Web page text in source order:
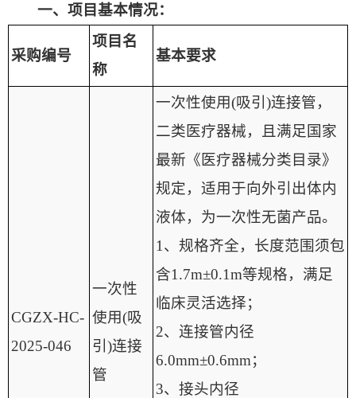
一、项目基本情况：
采购编号
项目名
称
基本要求
CGZX-HC-
2025-046
一次性
使用(吸
引)连接
管
一次性使用(吸引)连接管，
二类医疗器械，且满足国家
最新《医疗器械分类目录》
规定，适用于向外引出体内
液体，为一次性无菌产品。
1、规格齐全，长度范围须包
含1.7m±0.1m等规格，满足
临床灵活选择；
2、连接管内径
6.0mm±0.6mm；
3、接头内径